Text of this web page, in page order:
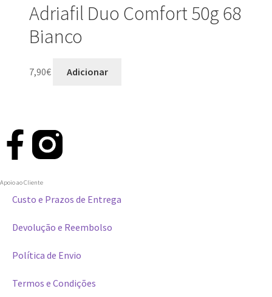
Adriafil Duo Comfort 50g 68
Bianco
7,90€ Adicionar
Apoio ao Cliente
Custo e Prazos de Entrega
Devolução e Reembolso
Política de Envio
Termos e Condições